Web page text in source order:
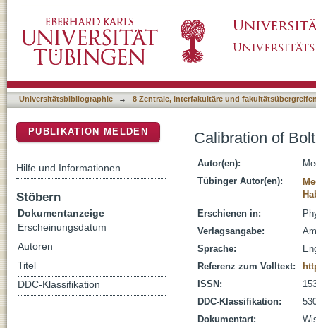
Universitätsbibliographie → 8 Zentrale, interfakultäre und
Calibration of
Autor(en):
Tübinger Autor(en):
Erschienen in:
Verlagsangabe:
Sprache:
Referenz zum Volltext:
ISSN:
DDC-Klassifikation:
Dokumentart:
PUBLIKATION MELDEN
Hilfe und Informationen
Stöbern
Dokumentanzeige
Erscheinungsdatum
Autoren
Titel
DDC-Klassifikation